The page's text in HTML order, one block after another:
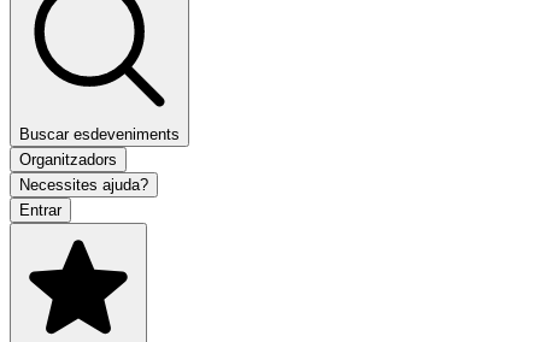
Buscar esdeveniments
Organitzadors
Necessites ajuda?
Entrar